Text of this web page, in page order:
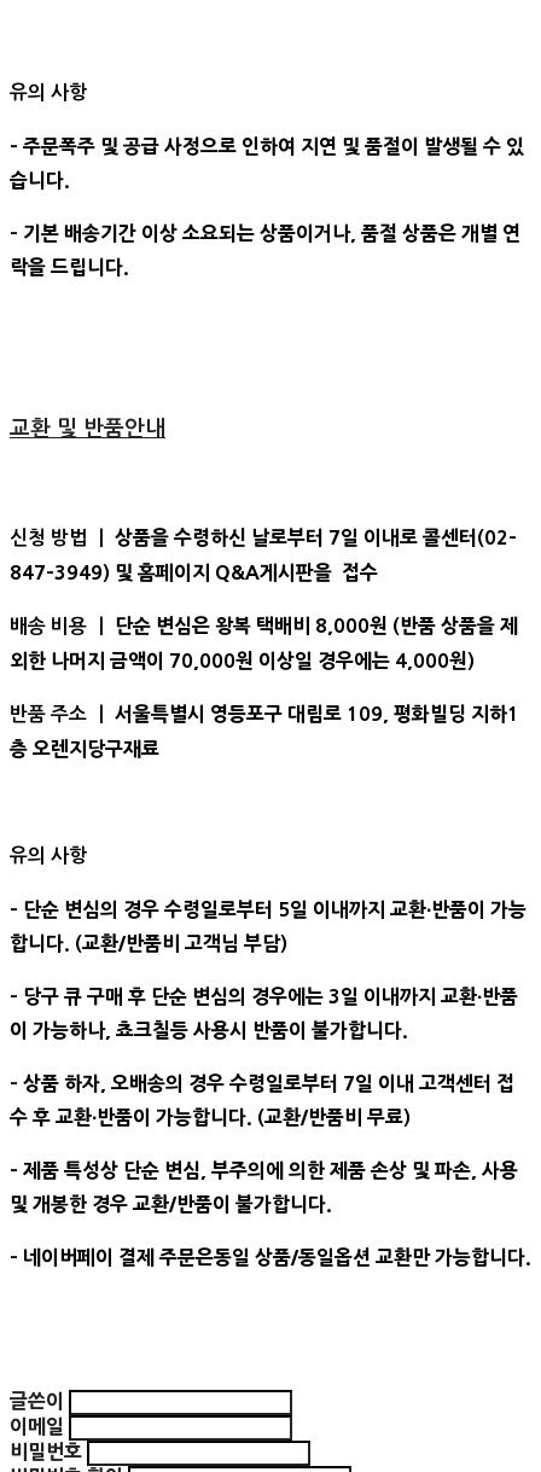
유의 사항
- 주문폭주 및 공급 사정으로 인하여 지연 및 품절이 발생될 수 있
습니다.
- 기본 배송기간 이상 소요되는 상품이거나, 품절 상품은 개별 연
락을 드립니다.
교환 및 반품안내
신청 방법 ㅣ 상품을 수령하신 날로부터 7일 이내로 콜센터(02-
847-3949) 및 홈페이지 Q&A게시판을 접수
배송 비용 ㅣ
단순 변심은 왕복 택배비 8,000원 (반품 상품을 제
외한 나머지 금액이 70,000원 이상일 경우에는 4,000원)
반품 주소 ㅣ 서울특별시 영등포구 대림로 109, 평화빌딩 지하1
층 오렌지당구재료
유의 사항
- 단순 변심의 경우 수령일로부터 5일 이내까지 교환∙반품이 가능
합니다. (교환/반품비 고객님 부담)
- 당구 큐 구매 후 단순 변심의 경우에는 3일 이내까지 교환∙반품
이 가능하나, 쵸크칠등 사용시 반품이 불가합니다.
- 상품 하자, 오배송의 경우 수령일로부터 7일 이내 고객센터 접
수 후 교환∙반품이 가능합니다. (교환/반품비 무료)
- 제품 특성상 단순 변심, 부주의에 의한 제품 손상 및 파손, 사용
및 개봉한 경우 교환/반품이 불가합니다.
- 네이버페이 결제 주문은동일 상품/동일옵션 교환만 가능합니다.
글쓴이
이메일
비밀번호